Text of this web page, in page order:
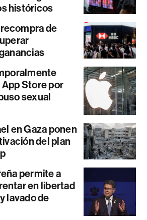
históricos
de
Store por
sexual
en Gaza ponen
del plan
permite a
en libertad
lavado de